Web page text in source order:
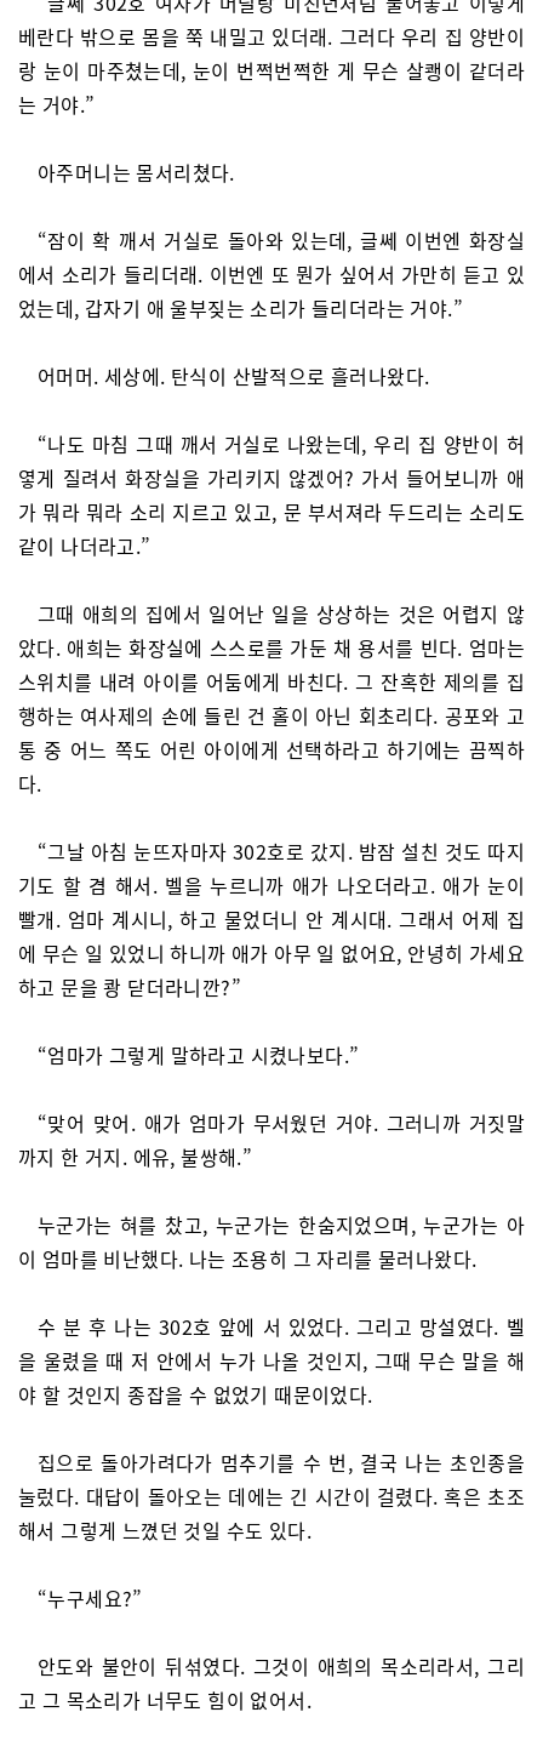
베란다 밖으로 몸을 쭉 내밀고 있더래. 그러다 우리 집 양반이
랑 눈이 마주쳤는데, 눈이 번쩍번쩍한 게 무슨 살쾡이 같더라
는 거야.”
아주머니는 몸서리쳤다.
“잠이 확 깨서 거실로 돌아와 있는데, 글쎄 이번엔 화장실
에서 소리가 들리더래. 이번엔 또 뭔가 싶어서 가만히 듣고 있
었는데, 갑자기 애 울부짖는 소리가 들리더라는 거야.”
어머머. 세상에. 탄식이 산발적으로 흘러나왔다.
“나도 마침 그때 깨서 거실로 나왔는데, 우리 집 양반이 허
옇게 질려서 화장실을 가리키지 않겠어? 가서 들어보니까 애
가 뭐라 뭐라 소리 지르고 있고, 문 부서져라 두드리는 소리도
같이 나더라고.”
그때 애희의 집에서 일어난 일을 상상하는 것은 어렵지 않
았다. 애희는 화장실에 스스로를 가둔 채 용서를 빈다. 엄마는
스위치를 내려 아이를 어둠에게 바친다. 그 잔혹한 제의를 집
행하는 여사제의 손에 들린 건 홀이 아닌 회초리다. 공포와 고
통 중 어느 쪽도 어린 아이에게 선택하라고 하기에는 끔찍하
다.
“그날 아침 눈뜨자마자 302호로 갔지. 밤잠 설친 것도 따지
기도 할 겸 해서. 벨을 누르니까 애가 나오더라고. 애가 눈이
빨개. 엄마 계시니, 하고 물었더니 안 계시대. 그래서 어제 집
에 무슨 일 있었니 하니까 애가 아무 일 없어요, 안녕히 가세요
하고 문을 쾅 닫더라니깐?”
“엄마가 그렇게 말하라고 시켰나보다.”
“맞어 맞어. 애가 엄마가 무서웠던 거야. 그러니까 거짓말
까지 한 거지. 에유, 불쌍해.”
누군가는 혀를 찼고, 누군가는 한숨지었으며, 누군가는 아
이 엄마를 비난했다. 나는 조용히 그 자리를 물러나왔다.
수 분 후 나는 302호 앞에 서 있었다. 그리고 망설였다. 벨
을 울렸을 때 저 안에서 누가 나올 것인지, 그때 무슨 말을 해
야 할 것인지 종잡을 수 없었기 때문이었다.
집으로 돌아가려다가 멈추기를 수 번, 결국 나는 초인종을
눌렀다. 대답이 돌아오는 데에는 긴 시간이 걸렸다. 혹은 초조
해서 그렇게 느꼈던 것일 수도 있다.
“누구세요?”
안도와 불안이 뒤섞였다. 그것이 애희의 목소리라서, 그리
고 그 목소리가 너무도 힘이 없어서.